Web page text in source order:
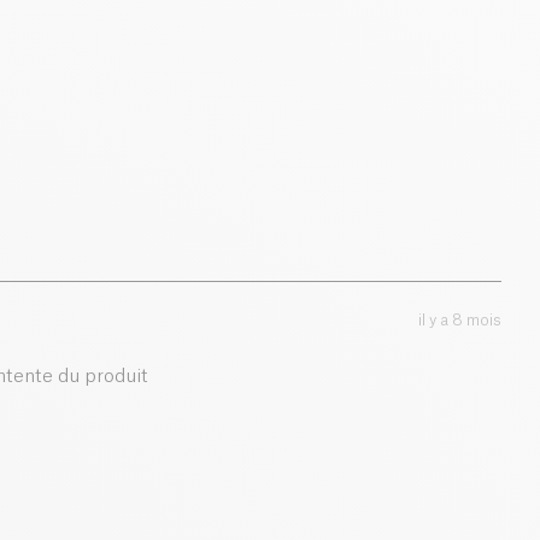
il y a 8 mois
du produit